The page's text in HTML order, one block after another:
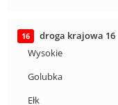
16
droga krajowa 16
Wysokie
Golubka
Ełk